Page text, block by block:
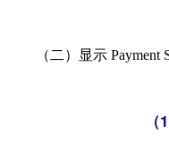
（二）显示 Payment